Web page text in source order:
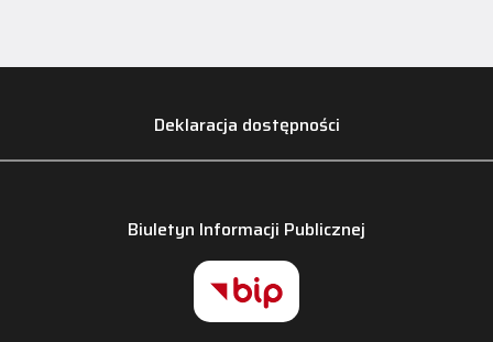
Deklaracja dostępności
Biuletyn Informacji Publicznej